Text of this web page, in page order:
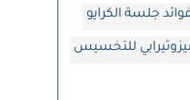
جلسة الكرايو
للتخسيس